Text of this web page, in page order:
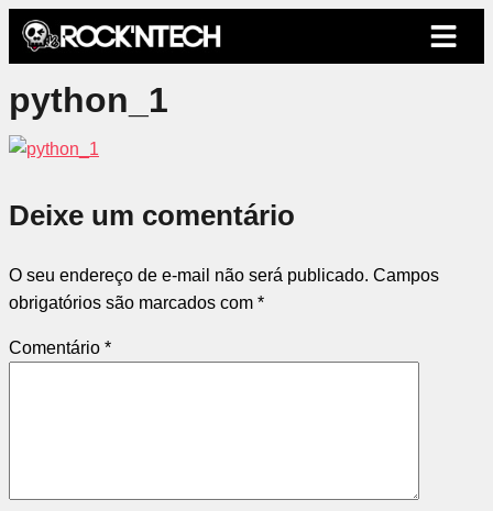
python_1
Deixe um comentário
O seu endereço de e-mail não será publicado. Campos
obrigatórios são marcados com *
Comentário *